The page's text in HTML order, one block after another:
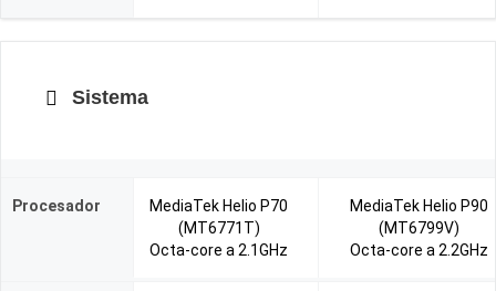
Sistema
Procesador
MediaTek Helio P70
(MT6771T)
Octa-core a 2.1GHz
MediaTek Helio P90
(MT6799V)
Octa-core a 2.2GHz